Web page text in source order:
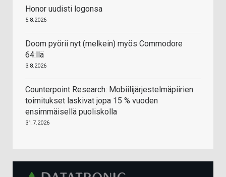
Honor uudisti logonsa
5.8.2026
Doom pyörii nyt (melkein) myös Commodore
64:llä
3.8.2026
Counterpoint Research: Mobiilijärjestelmäpiirien
toimitukset laskivat jopa 15 % vuoden
ensimmäisellä puoliskolla
31.7.2026